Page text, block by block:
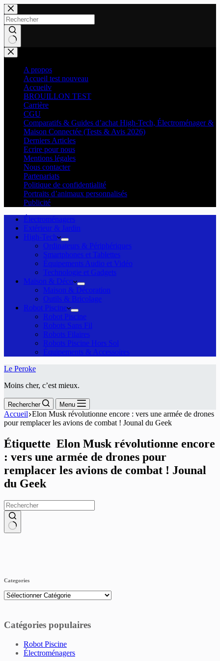
Passer
au
contenu
Aucun
résultat
A propos
Accueil test nouveau
Accueilv
BROUILLON TEST
Carrière
CGU
Comparatifs & Guides d’achat High-Tech, Électroménager &
Maison Connectée (Tests & Avis 2026)
Derniers Articles
Ecrire pour nous
Mentions légales
Nous contacter
Partenariats
Politique de confidentialité
Portraits d’animaux personnalisés
Publicité
Électroménagers
Extérieur & Jardin
High-Tech
Ordinateurs & Périphériques
Smartphones et Tablettes
Équipements Audio et Vidéo
Technologie et Gadgets
Maison & Déco
Maison & Décoration
Outils & Bricolage
Robot Piscine
Robot Piscine
Robots Sans Fil
Robots Filaires
Robots Piscine Hors Sol
Équipements & Accessoires
Le Peroke
Moins cher, c’est mieux.
Rechercher Menu
Accueil Elon Musk révolutionne encore : vers une armée de drones
pour remplacer les avions de combat ! Jounal du Geek
Étiquette Elon Musk révolutionne encore
: vers une armée de drones pour
remplacer les avions de combat ! Jounal
du Geek
Categories
Catégories
Catégories populaires
Robot Piscine
Électroménagers